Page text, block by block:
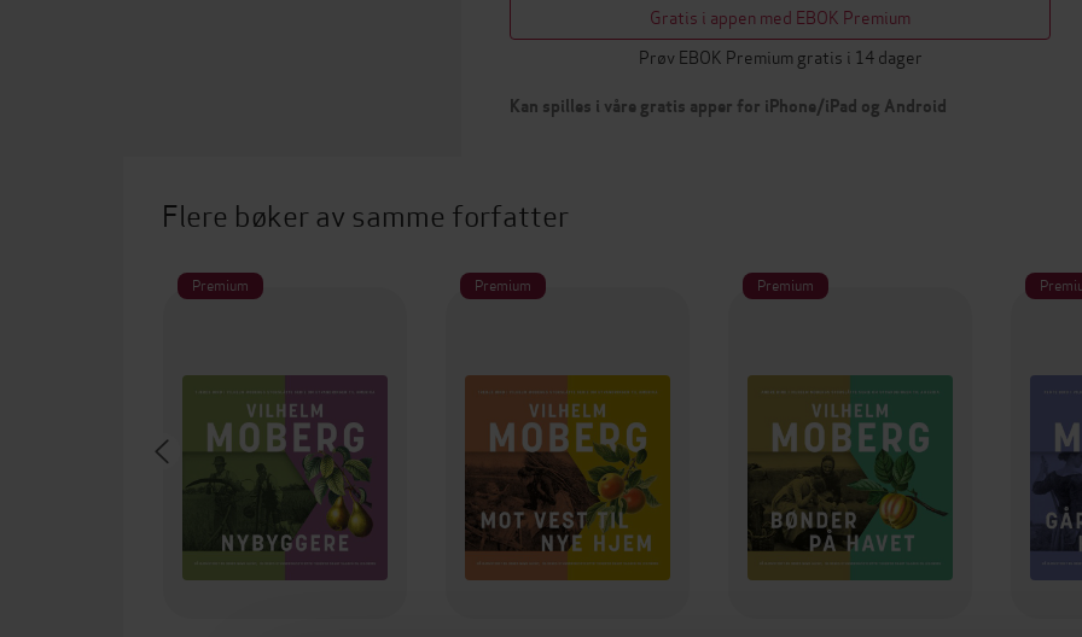
Gratis i appen med EBOK Premium
Prøv EBOK Premium gratis i 14 dager
Kan spilles i våre gratis apper for iPhone/iPad og Android
Flere bøker av samme forfatter
Premium Premium Premium